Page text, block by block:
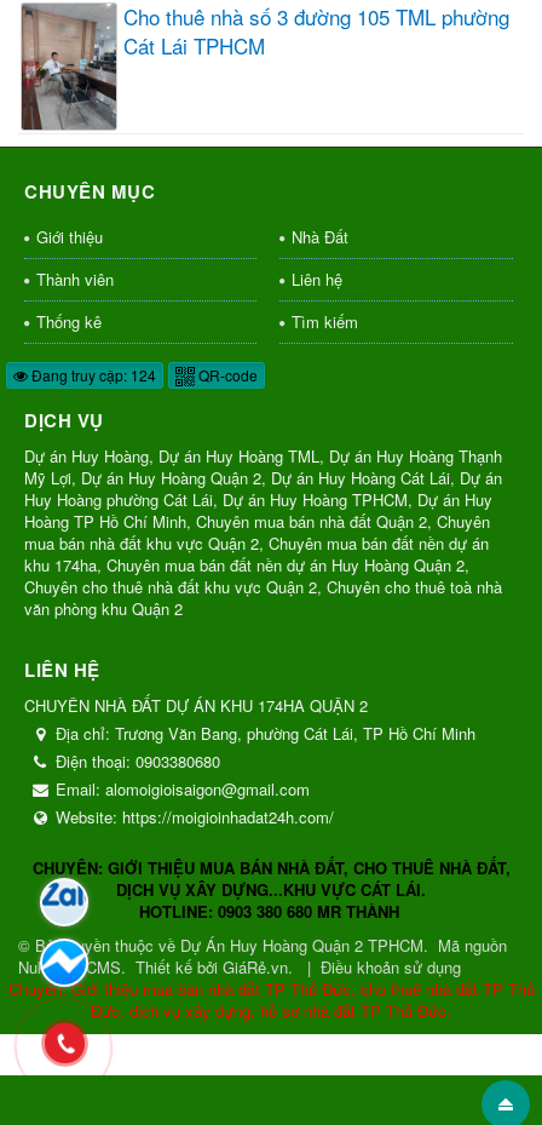
Cho thuê nhà số 3 đường 105 TML phường
Cát Lái TPHCM
CHUYÊN MỤC
Giới thiệu
Nhà Đất
Thành viên
Liên hệ
Thống kê
Tìm kiếm
Đang truy cập: 124 QR-code
DỊCH VỤ
Dự án Huy Hoàng, Dự án Huy Hoàng TML, Dự án Huy Hoàng Thạnh
Mỹ Lợi, Dự án Huy Hoàng Quận 2, Dự án Huy Hoàng Cát Lái, Dự án
Huy Hoàng phường Cát Lái, Dự án Huy Hoàng TPHCM, Dự án Huy
Hoàng TP Hồ Chí Minh, Chuyên mua bán nhà đất Quận 2, Chuyên
mua bán nhà đất khu vực Quận 2, Chuyên mua bán đất nền dự án
khu 174ha, Chuyên mua bán đất nền dự án Huy Hoàng Quận 2,
Chuyên cho thuê nhà đất khu vực Quận 2, Chuyên cho thuê toà nhà
văn phòng khu Quận 2
LIÊN HỆ
CHUYÊN NHÀ ĐẤT DỰ ÁN KHU 174HA QUẬN 2
Địa chỉ: Trương Văn Bang, phường Cát Lái, TP Hồ Chí Minh
Điện thoại: 0903380680
Email: alomoigioisaigon@gmail.com
Website: https://moigioinhadat24h.com/
CHUYÊN: GIỚI THIỆU MUA BÁN NHÀ ĐẤT, CHO THUÊ NHÀ ĐẤT,
DỊCH VỤ XÂY DỰNG...KHU VỰC CÁT LÁI.
HOTLINE: 0903 380 680 MR THÀNH
© Bản quyền thuộc về Dự Án Huy Hoàng Quận 2 TPHCM. Mã nguồn
NukeViet CMS. Thiết kế bởi GiáRẻ.vn. | Điều khoản sử dụng
Chuyên: Giới thiệu mua bán nhà đất TP Thủ Đức, cho thuê nhà đất TP Thủ
Đức, dịch vụ xây dựng, hồ sơ nhà đất TP Thủ Đức.